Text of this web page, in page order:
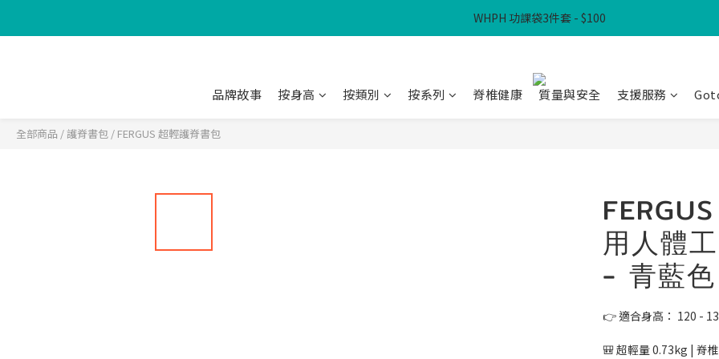
滿$300免本地運費
WHPH 功課袋3件套 - $100
品牌故事 按身高 按類別 按系列 脊椎健康 質量與安全 支援服務
全部商品 /護脊書包 / FERGUS 超輕護脊書包
用人體
- 青藍色
👉 適合身高： 120 -
🎒 超輕量 0.73kg | 脊